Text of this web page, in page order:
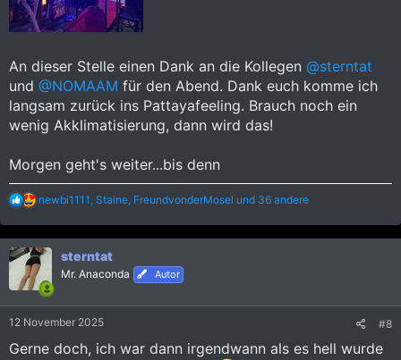
An dieser Stelle einen Dank an die Kollegen @sterntat
und @NOMAAM für den Abend. Dank euch komme ich
langsam zurück ins Pattayafeeling. Brauch noch ein
wenig Akklimatisierung, dann wird das!
Morgen geht's weiter...bis denn
R
a
k
t
i
o
n
n
newbi1111 , Staine, FreundvonderMosel und 36 andere
sterntat
Mr. Anaconda Autor
12 November 2025 #8
Gerne doch, ich war dann irgendwann als es hell wurde